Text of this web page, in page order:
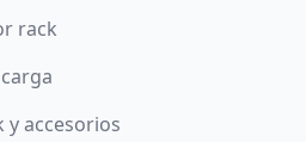
rack
y accesorios